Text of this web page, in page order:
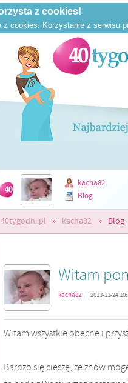
kacha82
Blog
40tygodni.pl » kacha82 » Blog
Witam
kacha82 | 2013-11-24
Witam wszystkie obecne i
Bardzo się cieszę, że znów